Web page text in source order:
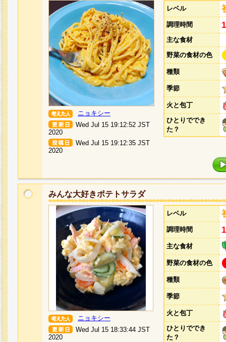
ニョキシー
Wed Jul 15 19:12:52 JST
2020
Wed Jul 15 19:12:35 JST
2020
レベル
調理時間
主な食材
野菜の食材の色
種類
季節
火と包丁
ひとりででき
た？
みんな大好きポテトサラダ
ニョキシー
Wed Jul 15 18:33:44 JST
2020
レベル
調理時間
主な食材
野菜の食材の色
種類
季節
火と包丁
ひとりででき
た？